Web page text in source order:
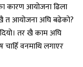
कारण आयोजना ढिला
त आयोजना अघि बढेको?
तर खै काम अघि
चाहिँ वनमाथि लगाएर